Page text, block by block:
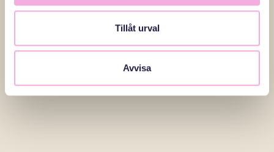
Tillåt urval
Avvisa
framtid och för jämställdhet i samhället.
Läs fler reportage